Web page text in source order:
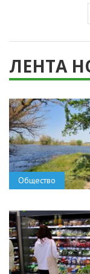
ЛЕНТА
Общество